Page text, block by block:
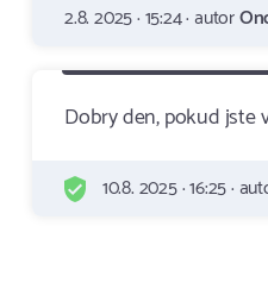
2.8. 2025 · 15:24 · autor
Dobry den, pokud jste
10.8. 2025 · 16:25 ·